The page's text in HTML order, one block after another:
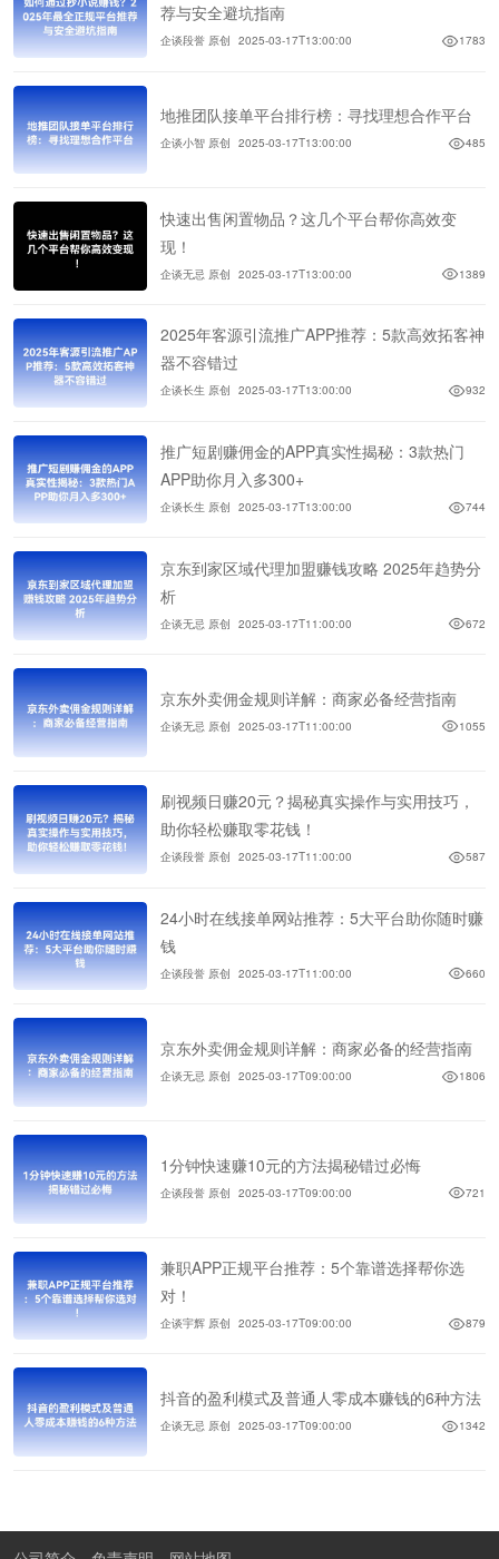
荐与安全避坑指南
企谈段誉 原创 2025-03-17T13:00:00 1783
地推团队接单平台排行榜：寻找理想合作平台
企谈小智 原创 2025-03-17T13:00:00 485
快速出售闲置物品？这几个平台帮你高效变
现！
企谈无忌 原创 2025-03-17T13:00:00 1389
2025年客源引流推广APP推荐：5款高效拓客神
器不容错过
企谈长生 原创 2025-03-17T13:00:00 932
推广短剧赚佣金的APP真实性揭秘：3款热门
APP助你月入多300+
企谈长生 原创 2025-03-17T13:00:00 744
京东到家区域代理加盟赚钱攻略 2025年趋势分
析
企谈无忌 原创 2025-03-17T11:00:00 672
京东外卖佣金规则详解：商家必备经营指南
企谈无忌 原创 2025-03-17T11:00:00 1055
刷视频日赚20元？揭秘真实操作与实用技巧，
助你轻松赚取零花钱！
企谈段誉 原创 2025-03-17T11:00:00 587
24小时在线接单网站推荐：5大平台助你随时赚
钱
企谈段誉 原创 2025-03-17T11:00:00 660
京东外卖佣金规则详解：商家必备的经营指南
企谈无忌 原创 2025-03-17T09:00:00 1806
1分钟快速赚10元的方法揭秘错过必悔
企谈段誉 原创 2025-03-17T09:00:00 721
兼职APP正规平台推荐：5个靠谱选择帮你选
对！
企谈宇辉 原创 2025-03-17T09:00:00 879
抖音的盈利模式及普通人零成本赚钱的6种方法
企谈无忌 原创 2025-03-17T09:00:00 1342